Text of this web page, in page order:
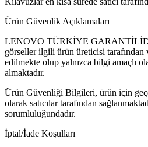
Ürün Güvenlik Açıklamaları
LENOVO TÜRKİYE
görseller ilgili ürün üreticisi tarafından
edilmekte olup yalnızca bilgi amaçlı
almaktadır.
Ürün Güvenliği Bilgileri, ürün için
olarak satıcılar tarafından
sorumluluğundadır.
İptal/İade Koşulları